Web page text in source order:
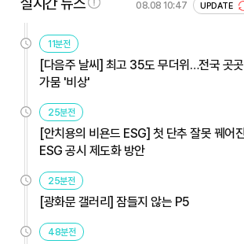
08.08 10:47 UPDATE
11분전
[다음주 날씨] 최고 35도 무더위…전국 곳곳
가뭄 '비상'
25분전
[안치용의 비욘드 ESG] 첫 단추 잘못 꿰어진
ESG 공시 제도화 방안
25분전
[광화문 갤러리] 잠들지 않는 P5
48분전